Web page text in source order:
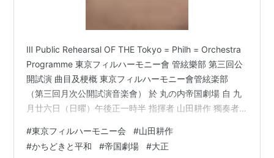
Ⅲ Public Rehearsal OF THE Tokyo = Philh = Orchestra
Programme 東京フィルハーモニー會 管絃樂部 第三回公
開試演 曲目及梗概 東京フィルハーモニー會管絃楽部
（第三回月次公開試演音楽會） 於 丸の内帝国劇場 自 九
月廿六日（日曜）午後正一時半 指揮者 山田耕作 獨奏者
曲 二）スィンフォニー「かちどきと平和」の第二曲樂曲
山田耕作曲 アダーヂヨ、ノン、タント、エ、ポコ、マル
#東京フィルハーモニー会 #山田耕作
#かちどきと平和 #帝国劇場 #大正